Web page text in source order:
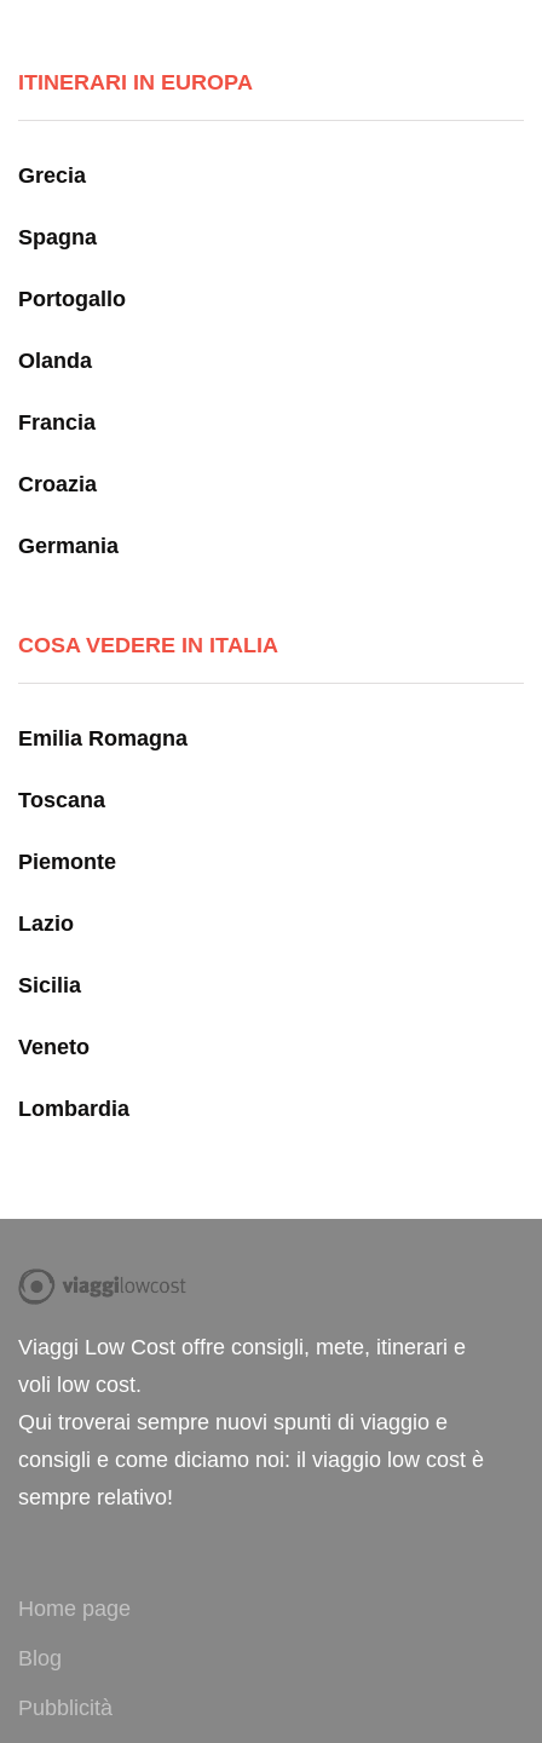
ITINERARI IN EUROPA
Grecia
Spagna
Portogallo
Olanda
Francia
Croazia
Germania
COSA VEDERE IN ITALIA
Emilia Romagna
Toscana
Piemonte
Lazio
Sicilia
Veneto
Lombardia
Viaggi Low Cost offre consigli, mete, itinerari e
voli low cost.
Qui troverai sempre nuovi spunti di viaggio e
consigli e come diciamo noi: il viaggio low cost è
sempre relativo!
Home page
Blog
Pubblicità